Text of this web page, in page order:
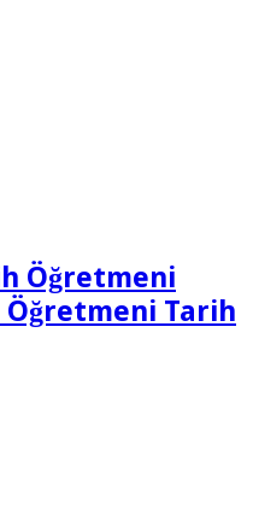
Öğretmeni Tarih